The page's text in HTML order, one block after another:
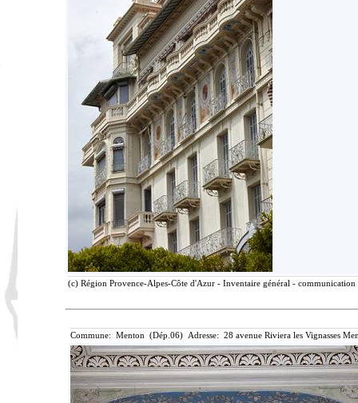
(c) Région Provence-Alpes-Côte d'Azur - Inventaire général -
Commune: Menton (Dép.06) Adresse: 28 avenue Riviera les Vignasses